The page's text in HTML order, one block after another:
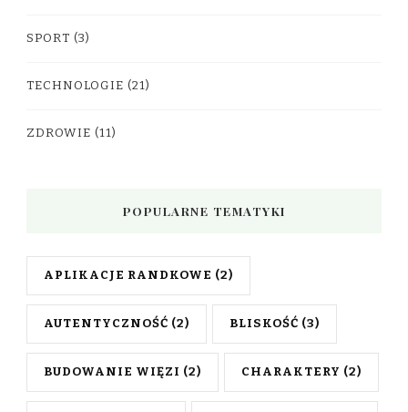
SPORT (3)
TECHNOLOGIE (21)
ZDROWIE (11)
POPULARNE TEMATYKI
APLIKACJE RANDKOWE (2)
AUTENTYCZNOŚĆ (2) BLISKOŚĆ (3)
BUDOWANIE WIĘZI (2) CHARAKTERY (2)